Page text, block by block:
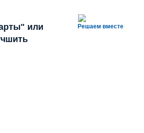
Решаем вместе
или